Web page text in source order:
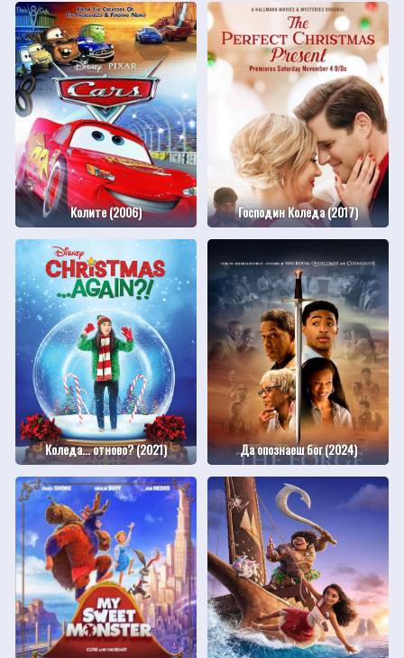
Колите (2006) Господин Коледа (2017)
Коледа... отново? (2021) Да опознаеш бог (2024)